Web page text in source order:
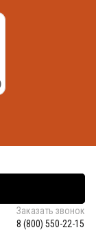
Заказать звонок
8 (800) 550-22-15